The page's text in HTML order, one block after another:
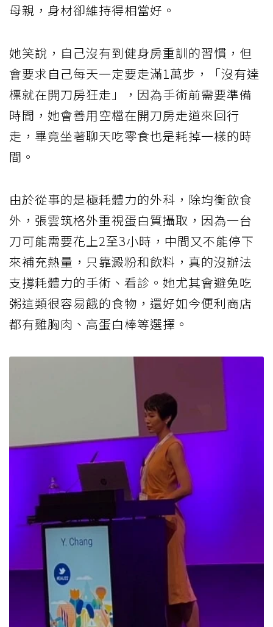
母親，身材卻維持得相當好。
她笑說，自己沒有到健身房重訓的習慣，但
會要求自己每天一定要走滿1萬步，「沒有達
標就在開刀房狂走」，因為手術前需要準備
時間，她會善用空檔在開刀房走道來回行
走，畢竟坐著聊天吃零食也是耗掉一樣的時
間。
由於從事的是極耗體力的外科，除均衡飲食
外，張雲筑格外重視蛋白質攝取，因為一台
刀可能需要花上2至3小時，中間又不能停下
來補充熱量，只靠澱粉和飲料，真的沒辦法
支撐耗體力的手術、看診。她尤其會避免吃
粥這類很容易餓的食物，還好如今便利商店
都有雞胸肉、高蛋白棒等選擇。